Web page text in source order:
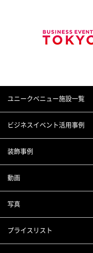
ユニークベニュー施設一覧
ビジネスイベント活用事例
装飾事例
動画
写真
プライスリスト